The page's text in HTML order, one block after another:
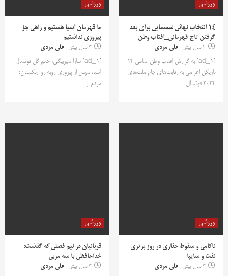
ورزشی
14 انتخاب نهائی شمسایی برای بعد
گرفتن تاج قهرمانی_آفتاب وطن
2 سال پیش
علی مردی
[ad_1] به گزارش آفتاب وطن اسامی 14
بازیکن اعزامی به رقابت‌های جام ملت‌های
2024 فوتسال
ورزشی
ما قهرمان آسیا هستیم و راهی جز
پیروزی نداشتیم
3 سال پیش
علی مردی
[ad_1] سارا شیربیگی، خانم گل فوتسال
آسیا، سپس از پیروزی روبه رو ازبکستان:
مردم از
ورزشی
ناکامی و سقوط حفاری در روز برتری
نفت و سایپا
3 سال پیش
علی مردی
ورزشی
قربانیان در نیم فصلی که گذشت:
خداحافظی با سه مربی
3 سال پیش
علی مردی